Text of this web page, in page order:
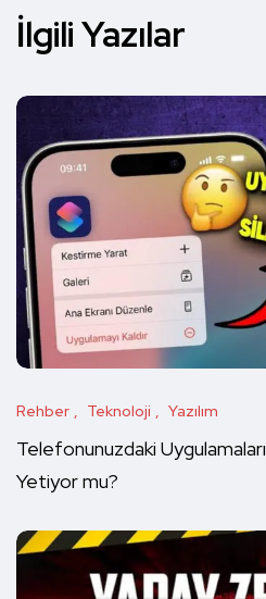
İlgili Yazılar
Rehber Teknoloji Yazılım
Telefonunuzdaki
Yetiyor mu?